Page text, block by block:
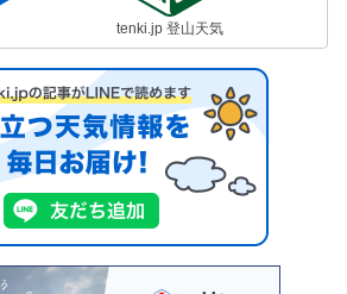
tenki.jp 登山天気